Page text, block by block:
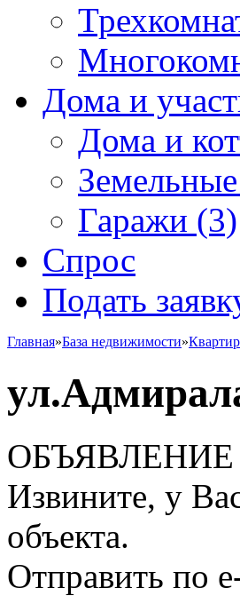
Дома и
Дома и
Гаражи (3)
Спрос
Подать
Главная»База недвижимости»
ОБЪЯВЛЕНИЕ
Извините, у
объекта.
Отправить по